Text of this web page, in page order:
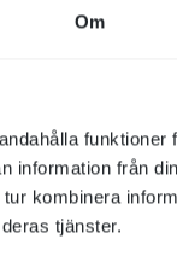
Om
funktioner
information från
kombinera
tjänster.